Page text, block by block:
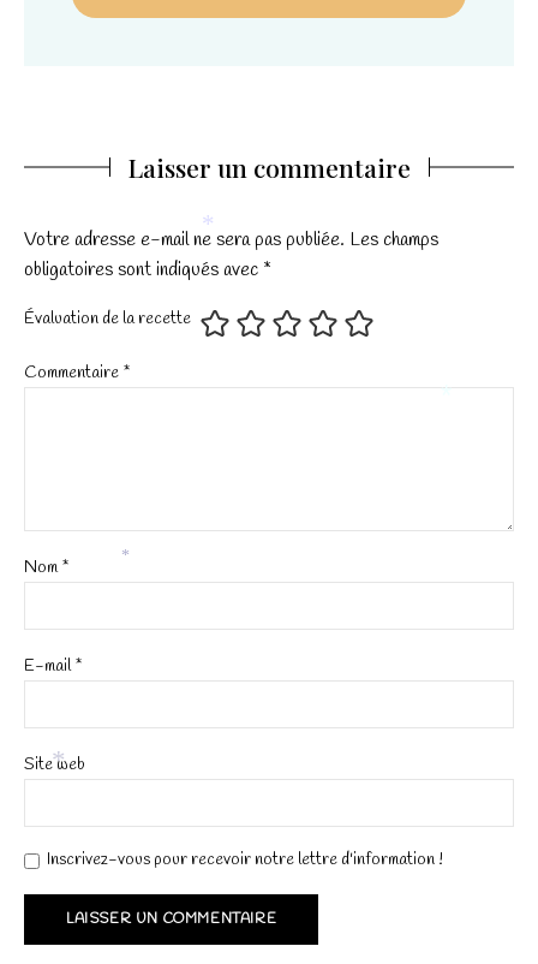
Laisser un commentaire
Votre adresse e-mail ne sera pas publiée. Les champs
obligatoires sont indiqués avec *
Évaluation de la recette
Commentaire *
Nom*
E-mail*
Site web
Inscrivez-vous pour recevoir notre lettre d'information !
*
*